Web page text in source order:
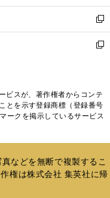
開
く
ウ
で
開
く
ン
ド
ウ
で
ウ
ィ
ン
ド
く
新
し
い
ド
ウ
で
新
ィ
ン
ド
開
く
ビスが、著作権者からコンテ
とを示す登録商標（登録番号
ークを掲示しているサービス
などを無断で複製するこ
権は株式会社 集英社に帰